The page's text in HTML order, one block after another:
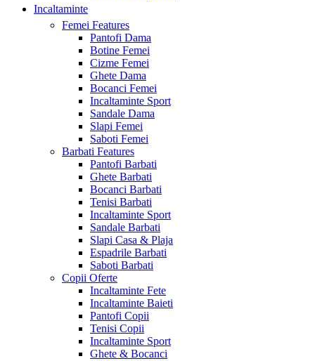
Incaltaminte
Femei Features
Pantofi Dama
Botine Femei
Cizme Femei
Ghete Dama
Bocanci Femei
Incaltaminte Sport
Sandale Dama
Slapi Femei
Saboti Femei
Barbati Features
Pantofi Barbati
Ghete Barbati
Bocanci Barbati
Tenisi Barbati
Incaltaminte Sport
Sandale Barbati
Slapi Casa & Plaja
Espadrile Barbati
Saboti Barbati
Copii Oferte
Incaltaminte Fete
Incaltaminte Baieti
Pantofi Copii
Tenisi Copii
Incaltaminte Sport
Ghete & Bocanci